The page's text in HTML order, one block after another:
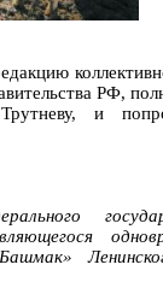
РФ,
и